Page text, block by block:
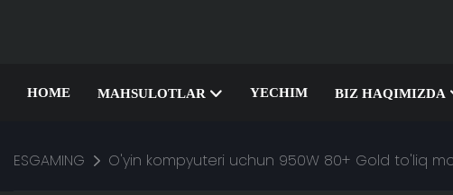
HOME MAHSULOTLAR YECHIM BIZ HAQIMIZDA
ESGAMING O'yin kompyuteri uchun 950W 80+ Gold to'liq